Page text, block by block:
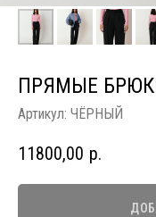
ПРЯМЫЕ
Артикул: ЧЁРНЫЙ
11800,00 р.